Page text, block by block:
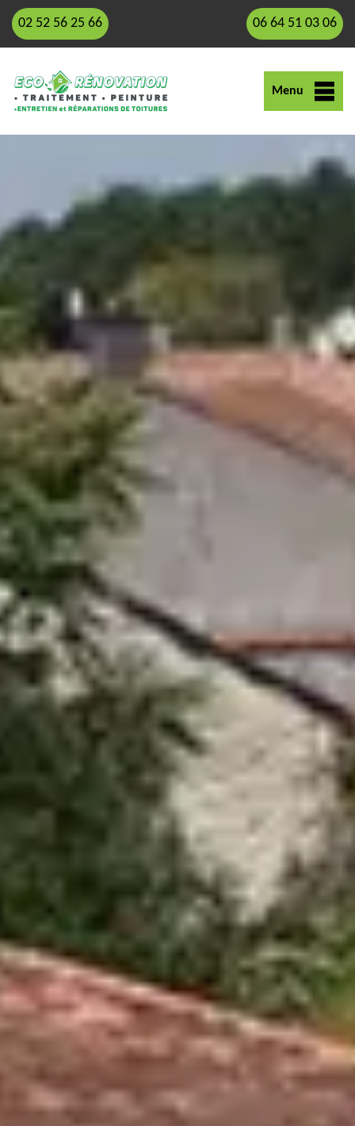
02 52 56 25 66 06 64 51 03 06
Menu